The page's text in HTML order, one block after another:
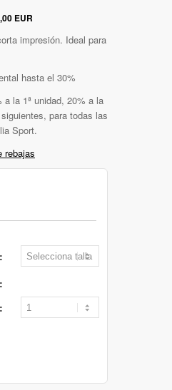
EUR
impresión. Ideal para
hasta el 30%
a la 1ª unidad, 20% a la
para todas las
Sport.
rebajas